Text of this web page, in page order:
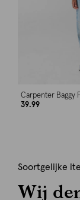
Carpenter Baggy
39.99
Soortgelijke
Wij